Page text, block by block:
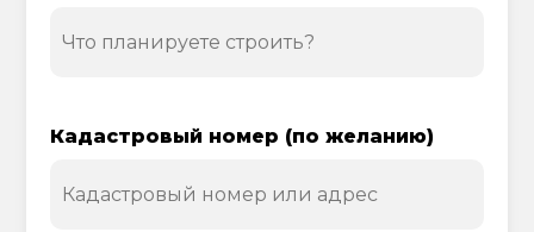
Кадастровый номер (по желанию)